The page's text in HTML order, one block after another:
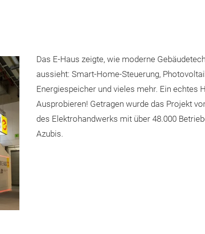
Das E-Haus zeigte, wie moderne
aussieht: Smart-Home-Steuerung,
Energiespeicher und vieles mehr. Ein echtes
Ausprobieren! Getragen wurde das Projekt
des Elektrohandwerks mit über 48.000
Azubis.